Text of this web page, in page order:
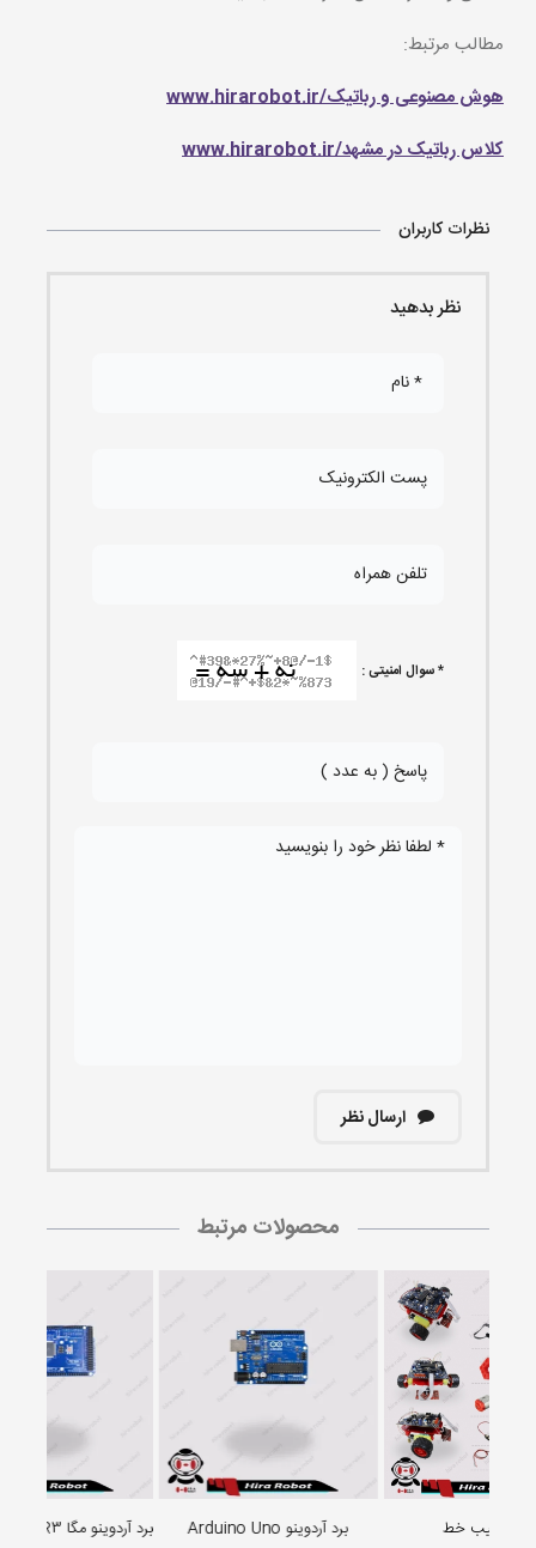
مطالب مرتبط:
هوش مصنوعی و رباتیک/www.hirarobot.ir
کلاس رباتیک در مشهد/www.hirarobot.ir
نظرات کاربران
نظر بدهید
* سوال امنیتی :
ارسال نظر
محصولات مرتبط
تعقیب خط
برد آردوینو Arduino Uno